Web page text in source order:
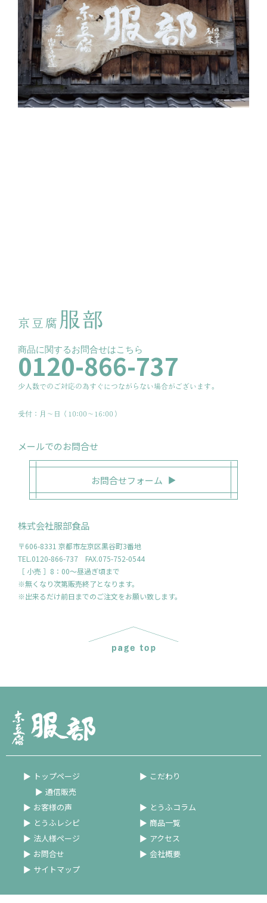
京豆腐 服部
商品に関するお問合せはこちら
0120-866-737
少人数でのご対応の為すぐにつながらない場合がございます。
受付：月〜日（10:00～16:00）
メールでのお問合せ
お問合せフォーム
株式会社服部食品
〒606-8331 京都市左京区黒谷町3番地
TEL.0120-866-737 FAX.075-752-0544
［ 小売 ］8：00～昼過ぎ頃まで
※無くなり次第販売終了となります。
※出来るだけ前日までのご注文をお願い致します。
トップページ
こだわり
通信販売
お客様の声
とうふコラム
とうふレシピ
商品一覧
法人様ページ
アクセス
お問合せ
会社概要
サイトマップ